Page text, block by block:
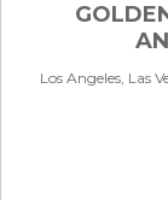
Los Angeles, Las